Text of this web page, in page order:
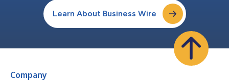
Learn About Business Wire
Company